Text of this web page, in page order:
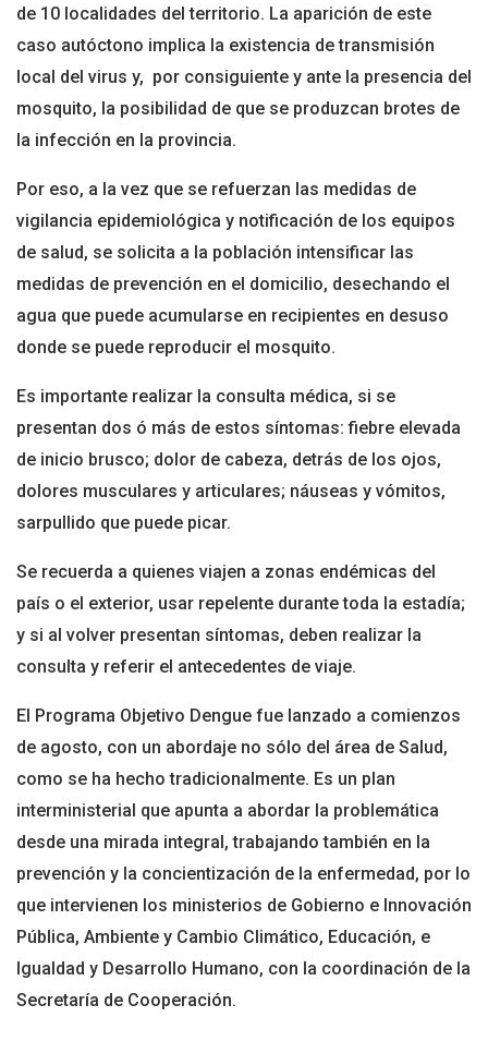
de 10 localidades del territorio. La aparición de este
caso autóctono implica la existencia de transmisión
local del virus y, por consiguiente y ante la presencia del
mosquito, la posibilidad de que se produzcan brotes de
la infección en la provincia.
Por eso, a la vez que se refuerzan las medidas de
vigilancia epidemiológica y notificación de los equipos
de salud, se solicita a la población intensificar las
medidas de prevención en el domicilio, desechando el
agua que puede acumularse en recipientes en desuso
donde se puede reproducir el mosquito.
Es importante realizar la consulta médica, si se
presentan dos ó más de estos síntomas: fiebre elevada
de inicio brusco; dolor de cabeza, detrás de los ojos,
dolores musculares y articulares; náuseas y vómitos,
sarpullido que puede picar.
Se recuerda a quienes viajen a zonas endémicas del
país o el exterior, usar repelente durante toda la estadía;
y si al volver presentan síntomas, deben realizar la
consulta y referir el antecedentes de viaje.
El Programa Objetivo Dengue fue lanzado a comienzos
de agosto, con un abordaje no sólo del área de Salud,
como se ha hecho tradicionalmente. Es un plan
interministerial que apunta a abordar la problemática
desde una mirada integral, trabajando también en la
prevención y la concientización de la enfermedad, por lo
que intervienen los ministerios de Gobierno e Innovación
Pública, Ambiente y Cambio Climático, Educación, e
Igualdad y Desarrollo Humano, con la coordinación de la
Secretaría de Cooperación.